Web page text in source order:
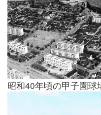
昭和40年頃の甲子園